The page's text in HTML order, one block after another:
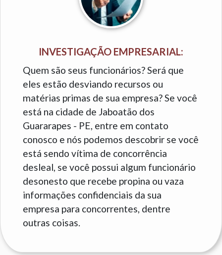
INVESTIGAÇÃO EMPRESARIAL:
Quem são seus funcionários? Será que
eles estão desviando recursos ou
matérias primas de sua empresa? Se você
está na cidade de Jaboatão dos
Guararapes - PE, entre em contato
conosco e nós podemos descobrir se você
está sendo vítima de concorrência
desleal, se você possui algum funcionário
desonesto que recebe propina ou vaza
informações confidenciais da sua
empresa para concorrentes, dentre
outras coisas.